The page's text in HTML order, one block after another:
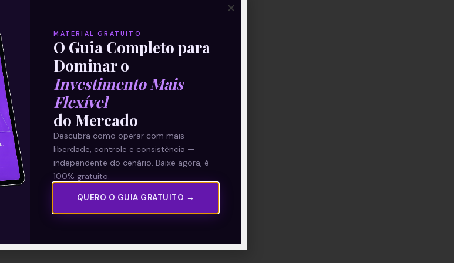
MATERIAL GRATUITO
O Guia Completo para
Dominar o
Investimento Mais
Flexível
do Mercado
Descubra como operar com mais
liberdade, controle e consistência —
independente do cenário. Baixe agora, é
100% gratuito.
QUERO O GUIA GRATUITO →